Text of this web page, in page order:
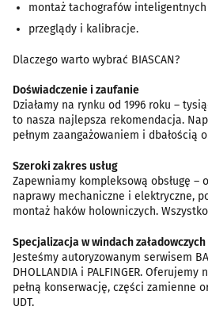
montaż tachografów inteligentnych
przeglądy i kalibracje.
Dlaczego warto wybrać BIASCAN?
Doświadczenie i zaufanie
Działamy na rynku od 1996 roku –
to nasza najlepsza rekomendacja.
pełnym zaangażowaniem i dbałością o
Szeroki zakres usług
Zapewniamy kompleksową obsługę –
naprawy mechaniczne i elektryczne,
montaż haków holowniczych.
Specjalizacja w windach załadowczych
Jesteśmy autoryzowanym serwisem
DHOLLANDIA i PALFINGER.
pełną konserwację, części zamienne
UDT.